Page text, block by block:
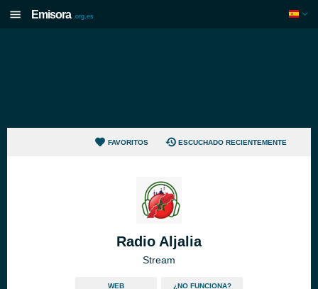
Emisora .org.es
FAVORITOS ESCUCHADO RECIENTEMENTE
Radio Aljalia
Stream
WEB ¿NO FUNCIONA?